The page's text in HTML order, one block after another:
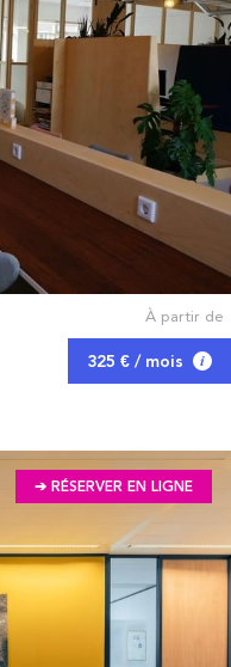
À partir de
325 € / mois
➔ RÉSERVER EN LIGNE